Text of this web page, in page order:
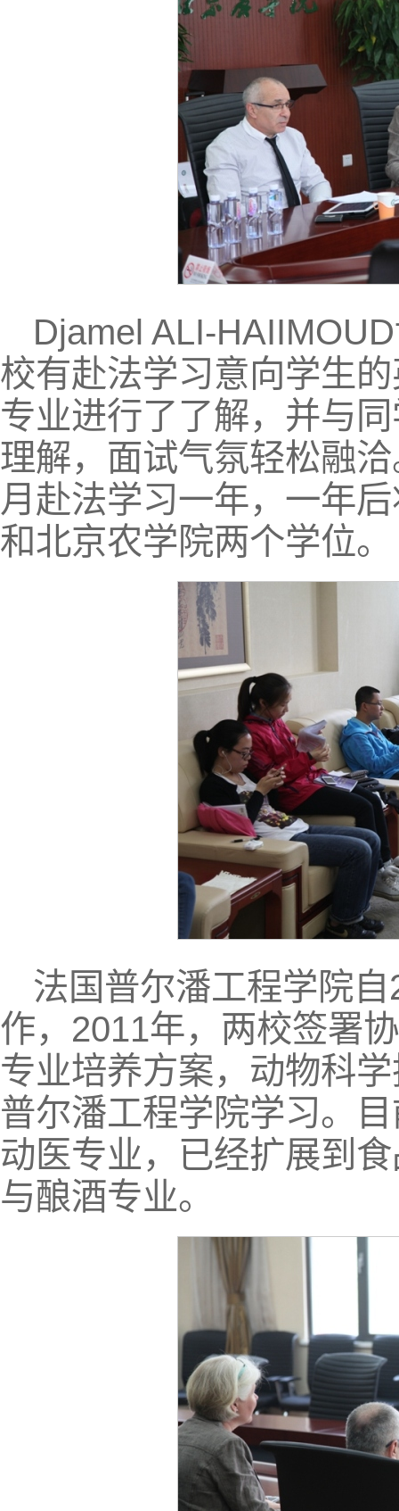
Djamel ALI-
校有赴法学习意向学生
专业进行了了解，并与
理解，面试气氛轻松融
月赴法学习一年，一年
和北京农学院两个学位。
法国普尔潘工程学院
作，2011年，两校签署
专业培养方案，动物科
普尔潘工程学院学习。
动医专业，已经扩展到
与酿酒专业。